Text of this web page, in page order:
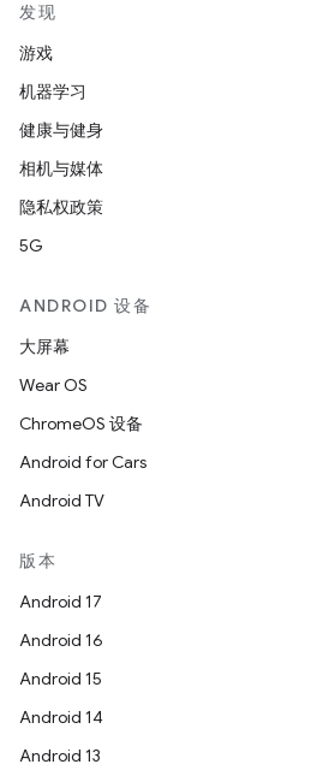
发现
游戏
机器学习
健康与健身
相机与媒体
隐私权政策
5G
ANDROID 设备
大屏幕
Wear OS
ChromeOS 设备
Android for Cars
Android TV
版本
Android 17
Android 16
Android 15
Android 14
Android 13